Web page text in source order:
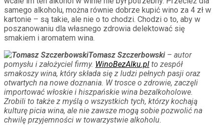
samego alkoholu, można równie dobrze kupić wino za 4 zł w
kartonie – są takie, ale nie o to chodzi. Chodzi o to, aby w
poszanowaniu dla własnego zdrowia delektować się
smakiem i aromatem wina.
Tomasz Szczerbowski– autor
pomysłu i założyciel firmy. WinoBezAlku.pl to zespół
smakoszy wina, który składa się z ludzi pełnych pasji oraz
otwartych na nowe doznania. W trosce o zdrowie, zaczęli
importować włoskie i hiszpańskie wina bezalkoholowe.
Zrobili to także z myślą o wszystkich tych, którzy kochają
kulturę picia wina, ale nie zawsze mogą sobie pozwolić na
chwilę przyjemności w towarzystwie alkoholu.